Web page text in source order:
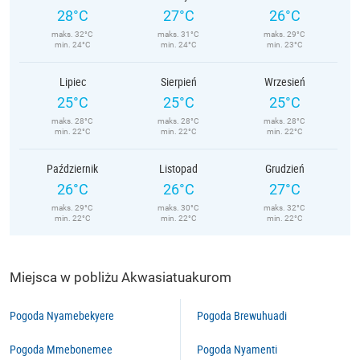
28°C
maks. 32°C
min. 24°C
27°C
maks. 31°C
min. 24°C
26°C
maks. 29°C
min. 23°C
Lipiec
25°C
maks. 28°C
min. 22°C
Sierpień
25°C
maks. 28°C
min. 22°C
Wrzesień
25°C
maks. 28°C
min. 22°C
Październik
26°C
maks. 29°C
min. 22°C
Listopad
26°C
maks. 30°C
min. 22°C
Grudzień
27°C
maks. 32°C
min. 22°C
Miejsca w pobliżu Akwasiatuakurom
Pogoda Nyamebekyere
Pogoda Mmebonemee
Pogoda Brewuhuadi
Pogoda Nyamenti